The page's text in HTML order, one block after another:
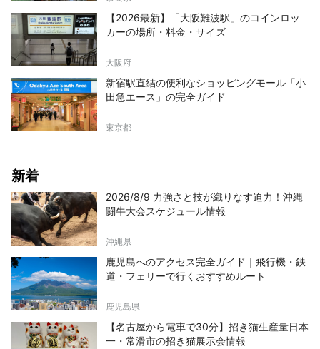
【2026最新】「大阪難波駅」のコインロッ
カーの場所・料金・サイズ
大阪府
新宿駅直結の便利なショッピングモール「小
田急エース」の完全ガイド
東京都
新着
2026/8/9 力強さと技が織りなす迫力！沖縄
闘牛大会スケジュール情報
沖縄県
鹿児島へのアクセス完全ガイド｜飛行機・鉄
道・フェリーで行くおすすめルート
鹿児島県
【名古屋から電車で30分】招き猫生産量日本
一・常滑市の招き猫展示会情報